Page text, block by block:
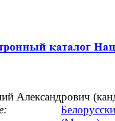
Александрович